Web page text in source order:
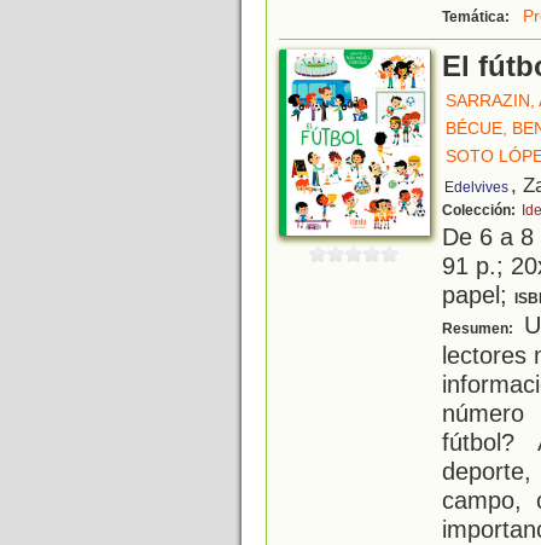
Temática:
El
SARRAZIN,
BÉCUE,
SOTO
Edelvives ,
Colección:
De 6 a
91 p.;
papel;
Resumen:
lectores
fútbol?
campo,